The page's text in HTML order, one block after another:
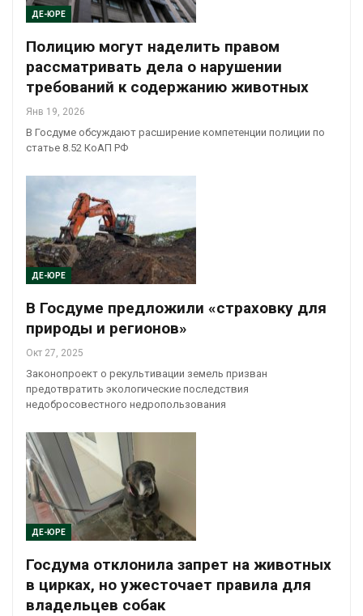
ДЕ-ЮРЕ
Полицию могут наделить правом
рассматривать дела о нарушении
требований к содержанию животных
Янв 19, 2026
В Госдуме обсуждают расширение компетенции полиции по
статье 8.52 КоАП РФ
ДЕ-ЮРЕ
В Госдуме предложили «страховку для
природы и регионов»
Окт 27, 2025
Законопроект о рекультивации земель призван
предотвратить экологические последствия
недобросовестного недропользования
ДЕ-ЮРЕ
Госдума отклонила запрет на животных
в цирках, но ужесточает правила для
владельцев собак